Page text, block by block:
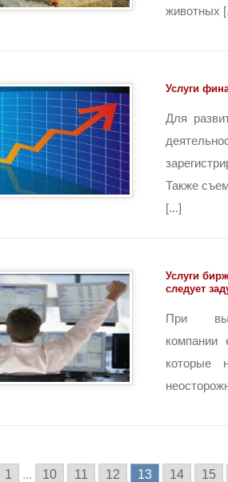
животных
Услуги
Для
Также
[...]
Услуги
следует
При
компании
которые
1 ... 10 11 12 13 14 15